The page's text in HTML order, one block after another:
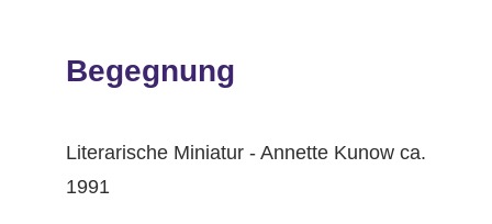
Begegnung
Literarische Miniatur - Annette Kunow ca.
1991